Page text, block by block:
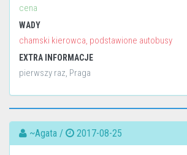
cena
WADY
chamski kierowca, podstawione autobusy
EXTRA INFORMACJE
pierwszy raz, Praga
~Agata / 2017-08-25